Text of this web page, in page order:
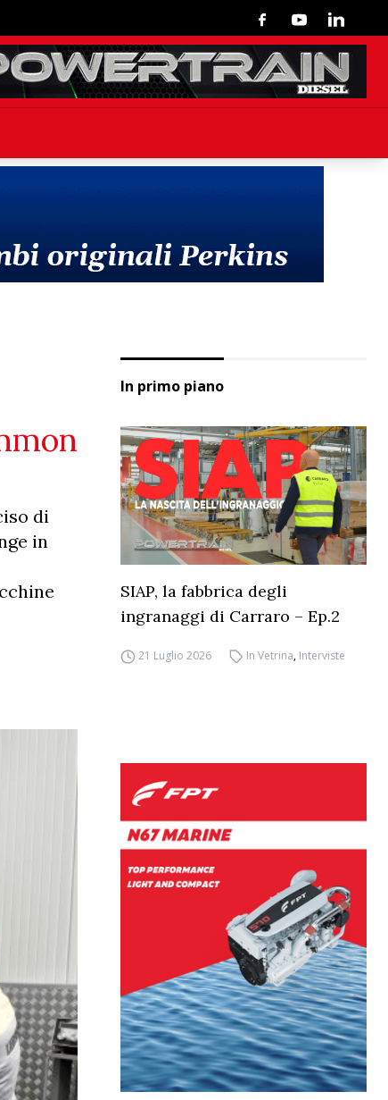
FacebookYoutubeLinkedin
di
in
In primo piano
SIAP, la fabbrica degli
ingranaggi di Carraro – Ep.2
21 Luglio 2026 In Vetrina, Interviste